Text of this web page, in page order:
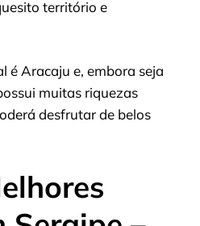
território e
é Aracaju e, embora seja
muitas riquezas
desfrutar de belos